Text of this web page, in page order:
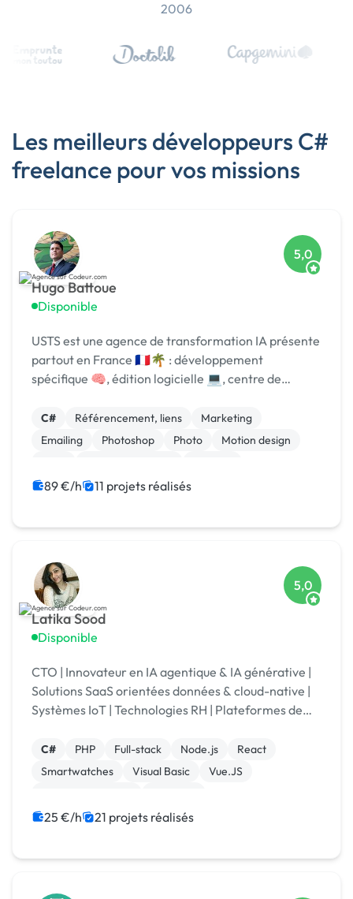
2006
Les meilleurs développeurs C#
freelance pour vos missions
Hugo Battoue
Disponible
5,0
USTS est une agence de transformation IA présente
partout en France 🇫🇷🌴 : développement
spécifique 🧠, édition logicielle 💻, centre de
MASQUÉE] 🏆 !
C# Référencement, liens
Marketing
Emailing
Photoshop Photo
Motion design
89 €/h 11 projets réalisés
Latika Sood
Disponible
5,0
CTO | Innovateur en IA agentique & IA générative |
Solutions SaaS orientées données & cloud-native |
Systèmes IoT | Technologies RH | Plateformes de
C# PHP Full-stack Node.js
React
Smartwatches
Visual Basic
Vue.JS
25 €/h 21 projets réalisés